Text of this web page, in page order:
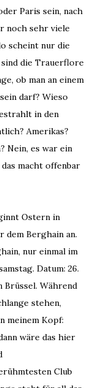
Paris sein, nach
noch sehr viele
scheint nur die
die Trauerflore
ob man an einem
darf? Wieso
in den
Amerikas?
Nein, es war ein
macht offenbar
Ostern in
dem Berghain an.
nur einmal im
Datum: 26.
Brüssel. Während
stehen,
meinem Kopf:
wäre das hier
Club